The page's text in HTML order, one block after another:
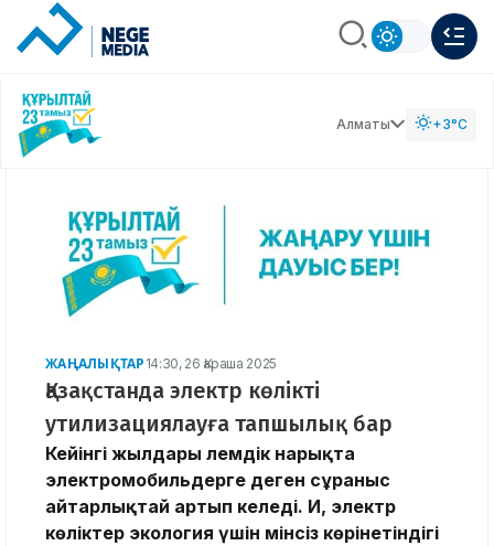
Алматы +3°C
ЖАҢАЛЫҚТАР 14:30, 26 Қараша 2025
Қазақстанда электр көлікті
утилизациялауға тапшылық бар
Кейінгі жылдары әлемдік нарықта
электромобильдерге деген сұраныс
айтарлықтай артып келеді. Иә, электр
көліктер экология үшін мінсіз көрінетіндігі